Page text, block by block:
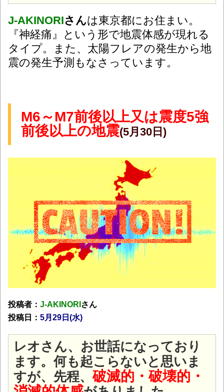
J-AKINORIさんは東京都にお住まい。
『神経痛』という形で地震体感が現れる
タイプ。また、太陽フレアの発生から地
震の発生予測もなさっています。
M6～M7前後以上又は震度5強
前後以上の地震(5月30日)
投稿者： J-AKINORI さん
投稿日： 5月29 日(水)
レオさん、お世話になっており
ます。何も起こらないと思いま
すが、先程、破滅的・破壊的・